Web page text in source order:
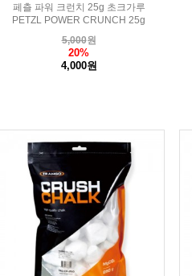
페츨 파워 크런치 25g 초크가루
PETZL POWER CRUNCH 25g
5,000원
20%
4,000원